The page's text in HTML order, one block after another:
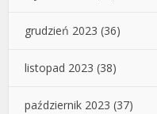
grudzień 2023 (36)
listopad 2023 (38)
październik 2023 (37)